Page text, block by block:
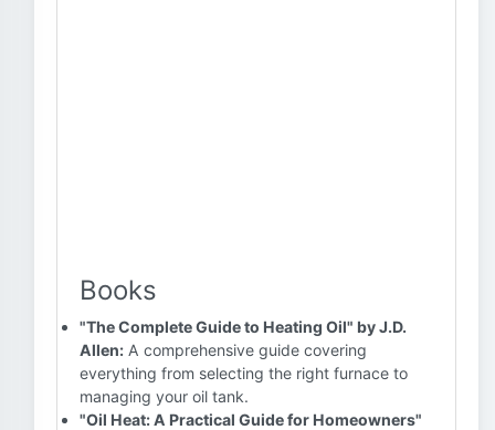
Books
"The Complete Guide to Heating Oil" by J.D.
Allen: A comprehensive guide covering
everything from selecting the right furnace to
managing your oil tank.
"Oil Heat: A Practical Guide for Homeowners"